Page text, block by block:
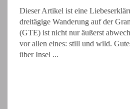
Dieser Artikel ist eine
dreitägige Wanderung auf der
(GTE) ist nicht nur äußerst
vor allen eines: still und wild.
über Insel ...